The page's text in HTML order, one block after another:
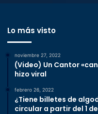
Lo más visto
noviembre 27, 2022
(Video) Un Cantor
hizo viral
febrero 26, 2022
¿Tiene billetes de
circular a partir del 1